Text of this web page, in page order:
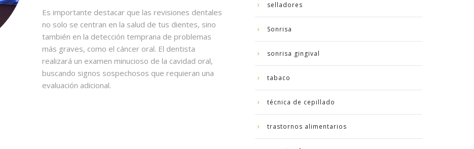
Es importante destacar que las revisiones dentales
no solo se centran en la salud de tus dientes, sino
también en la detección temprana de problemas
más graves, como el cáncer oral. El dentista
realizará un examen minucioso de la cavidad oral,
buscando signos sospechosos que requieran una
evaluación adicional.
selladores
Sonrisa
sonrisa gingival
tabaco
técnica de cepillado
trastornos alimentarios